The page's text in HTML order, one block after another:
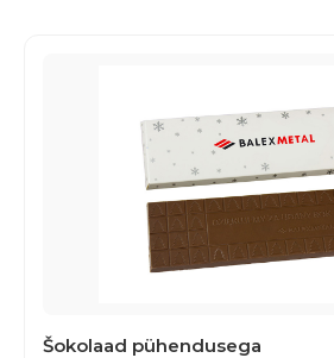
Šokolaad pühendusega